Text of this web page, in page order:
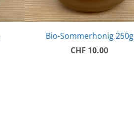
Bio-Sommerhonig 250g
CHF 10.00